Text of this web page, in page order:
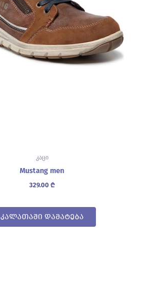
კაცი
Mustang men
329.00 ₾
კალათაში დამატება